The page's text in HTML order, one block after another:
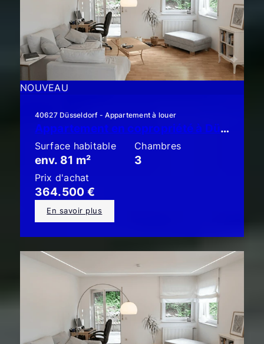
NOUVEAU
40627 Düsseldorf - Appartement à louer
Appartement en copropriété à Düsseldorf-Unterbach : élégant appartement de 3 pièces avec jardin et terrasse !!
Surface habitable
env. 81 m²
Chambres
3
Prix d'achat
364.500 €
En savoir plus